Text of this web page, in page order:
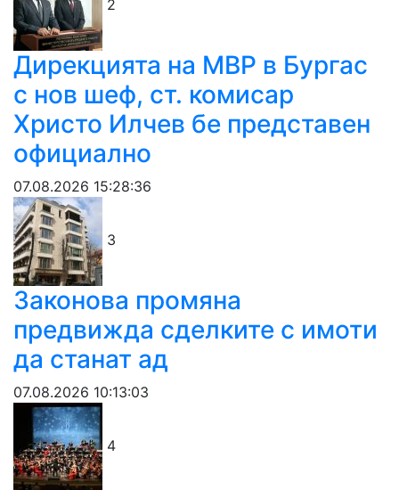
2
Дирекцията на МВР в Бургас
с нов шеф, ст. комисар
Христо Илчев бе представен
официално
07.08.2026 15:28:36
3
Законова промяна
предвижда сделките с имоти
да станат ад
07.08.2026 10:13:03
4